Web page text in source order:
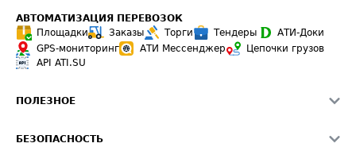
АВТОМАТИЗАЦИЯ ПЕРЕВОЗОК
Площадки
Заказы Торги Тендеры
АТИ-Доки
GPS-мониторинг
АТИ Мессенджер
Цепочки грузов
API ATI.SU
ПОЛЕЗНОЕ
БЕЗОПАСНОСТЬ